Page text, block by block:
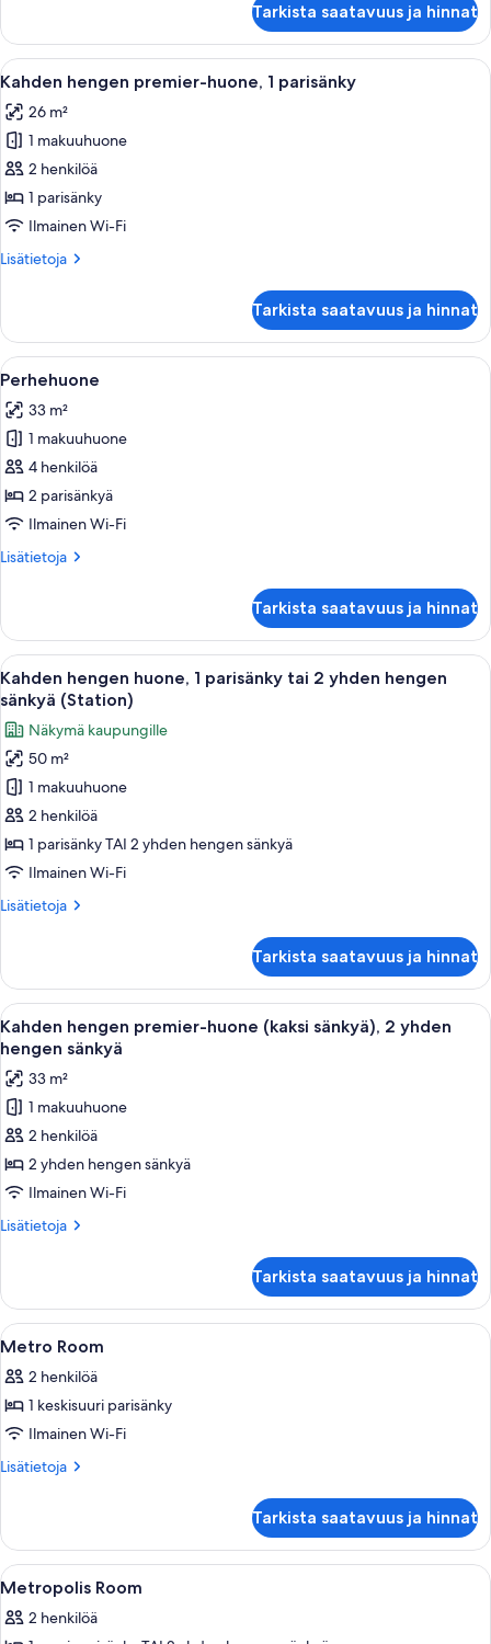
hengen
sänkyä
kuvat
superior-
huone
(kaksi
2
yhden
hengen
sänkyä
Tarkista saatavuus ja hinnat
Avaa
kaikki
huonetyypin
Kahden
hengen
premier-
huone,
parisänky
Hotellihuone, jossa on suuri sänky,
5
Kahden hengen premier-huone, 1 parisänky
26 m²
1 makuuhuone
2 henkilöä
1 parisänky
Ilmainen Wi-Fi
Lisätietoja
Lisätietoja
premier-
huone,
1
Tarkista saatavuus ja hinnat
Avaa
kaikki
huonetyypin
Perhehuone
kuvat
Hotellihuone, jossa on kaksi sänkyä,
3
Perhehuone
33 m²
1 makuuhuone
4 henkilöä
2 parisänkyä
Ilmainen Wi-Fi
Lisätietoja
Lisätietoja
Tarkista saatavuus ja hinnat
Avaa
kaikki
huonetyypin
Kahden
hengen
huone,
1
parisänky
tai
yhden
(Station)
kuvat
Hotellihuoneessa on sänky, sohva,
7
Kahden hengen huone, 1 parisänky tai 2 yhden hengen
sänkyä (Station)
Näkymä kaupungille
50 m²
1 makuuhuone
2 henkilöä
1 parisänky TAI 2 yhden hengen sänkyä
Ilmainen Wi-Fi
Lisätietoja
Lisätietoja
huone,
parisänky
tai
yhden
hengen
sänkyä
(Station)
Tarkista saatavuus ja hinnat
Avaa
kaikki
huonetyypin
Kahden
hengen
premier-
huone
(kaksi
sänkyä),
hengen
sänkyä
kuvat
Hotellihuone, jossa on kaksi sänkyä,
4
Kahden hengen premier-huone (kaksi sänkyä), 2 yhden
hengen sänkyä
33 m²
1 makuuhuone
2 henkilöä
2 yhden hengen sänkyä
Ilmainen Wi-Fi
Lisätietoja
Lisätietoja
premier-
huone
(kaksi
2
yhden
sänkyä
Tarkista saatavuus ja hinnat
Avaa
kaikki
huonetyypin
Metro
Room
kuvat
Ylelliset vuodevaatteet, tallelokero
6
Metro Room
2 henkilöä
1 keskisuuri parisänky
Ilmainen Wi-Fi
Lisätietoja
Lisätietoja
Tarkista saatavuus ja hinnat
Avaa
kaikki
huonetyypin
Ylelliset vuodevaatteet, tallelokero
5
Metropolis Room
2 henkilöä